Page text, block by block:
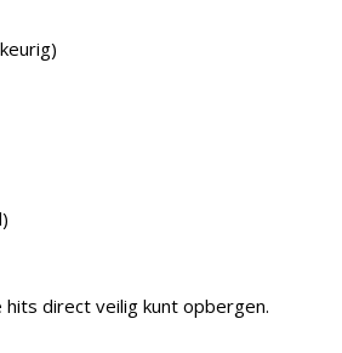
hits direct veilig kunt opbergen.